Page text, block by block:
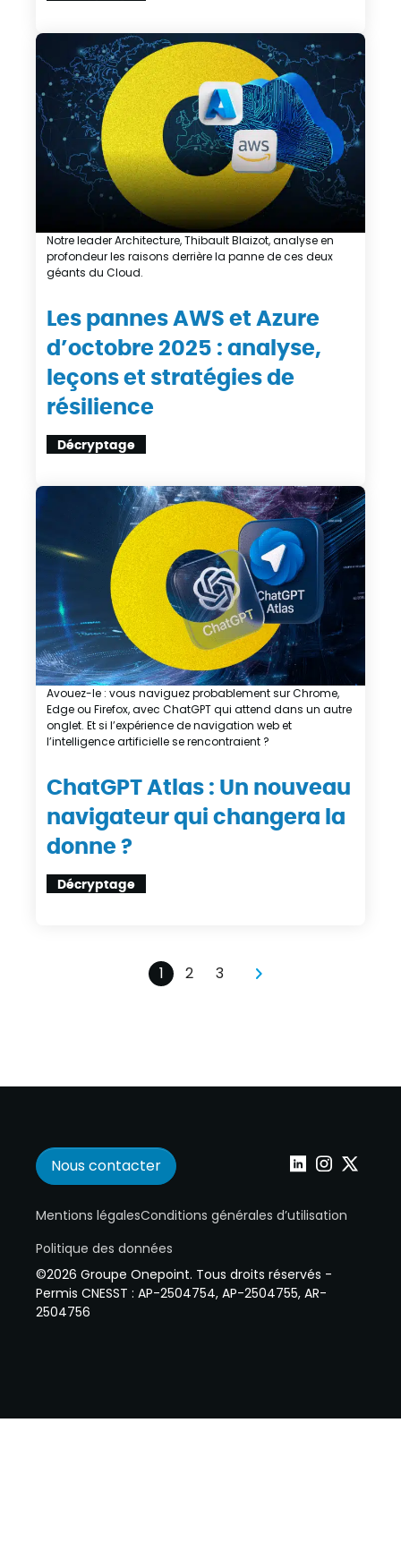
Les pannes AWS et Azure
d’octobre 2025 : analyse,
leçons et stratégies de
résilience
Décryptage
Notre leader Architecture, Thibault Blaizot, analyse en
profondeur les raisons derrière la panne de ces deux
géants du Cloud.
ChatGPT Atlas : Un nouveau
navigateur qui changera la
donne ?
Décryptage
Avouez-le : vous naviguez probablement sur Chrome,
Edge ou Firefox, avec ChatGPT qui attend dans un autre
onglet. Et si l’expérience de navigation web et
l’intelligence artificielle se rencontraient ?
pagination
1 pagination
2 pagination
3 Page suivante
Nous contacter Wepoint sur
Wepoint sur
Wepoint
Mentions légalesConditions générales d’utilisation
Politique des données
©2026 Groupe Onepoint. Tous droits réservés -
Permis CNESST : AP-2504754, AP-2504755, AR-
2504756